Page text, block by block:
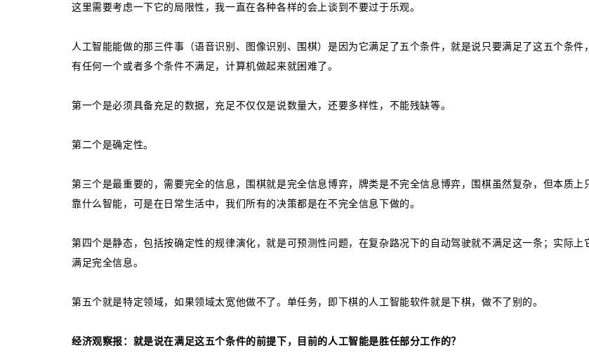
这里需要考虑一下它的局限性，我一直在各种各样的会上谈到不要过于乐观。
人工智能能做的那三件事（语音识别、图像识别、围棋）是因为它满足了五个条件，就是说只要满足了这五个条件
有任何一个或者多个条件不满足，计算机做起来就困难了。
第一个是必须具备充足的数据，充足不仅仅是说数量大，还要多样性，不能残缺等。
第二个是确定性。
第三个是最重要的，需要完全的信息，围棋就是完全信息博弈，牌类是不完全信息博弈，围棋虽然复杂，但本质上
靠什么智能，可是在日常生活中，我们所有的决策都是在不完全信息下做的。
第四个是静态，包括按确定性的规律演化，就是可预测性问题，在复杂路况下的自动驾驶就不满足这一条；实际上
满足完全信息。
第五个就是特定领域，如果领域太宽他做不了。单任务，即下棋的人工智能软件就是下棋，做不了别的。
经济观察报：就是说在满足这五个条件的前提下，目前的人工智能是胜任部分工作的？